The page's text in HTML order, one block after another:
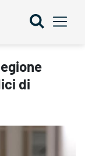
dei medici
di